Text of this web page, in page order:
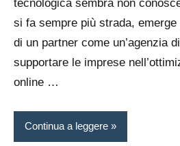
tecnologica sembra non
si fa sempre più strada,
di un partner come un’agenzia
supportare le imprese
online …
Continua a leggere